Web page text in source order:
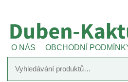
O NÁS OBCHODNÍ